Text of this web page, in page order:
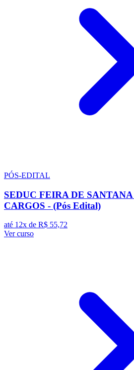
PÓS-EDITAL
SEDUC FEIRA DE
CARGOS - (Pós Edital)
até 12x de R$ 55,72
Ver curso